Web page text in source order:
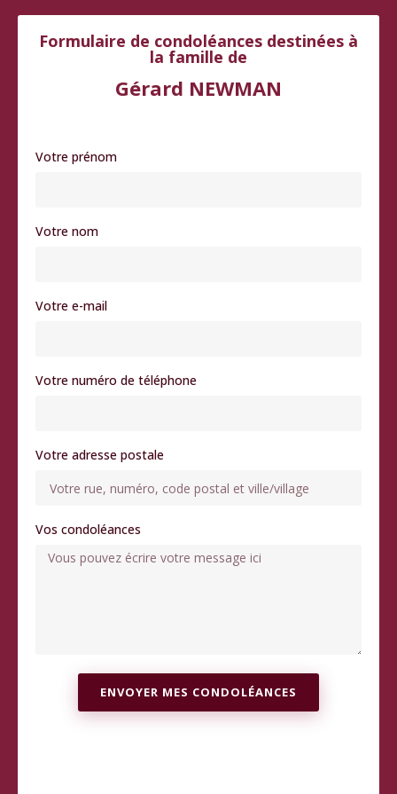
Formulaire de condoléances destinées à
la famille de
Gérard NEWMAN
Votre prénom
Votre nom
Votre e-mail
Votre numéro de téléphone
Votre adresse postale
Vos condoléances
ENVOYER MES CONDOLÉANCES